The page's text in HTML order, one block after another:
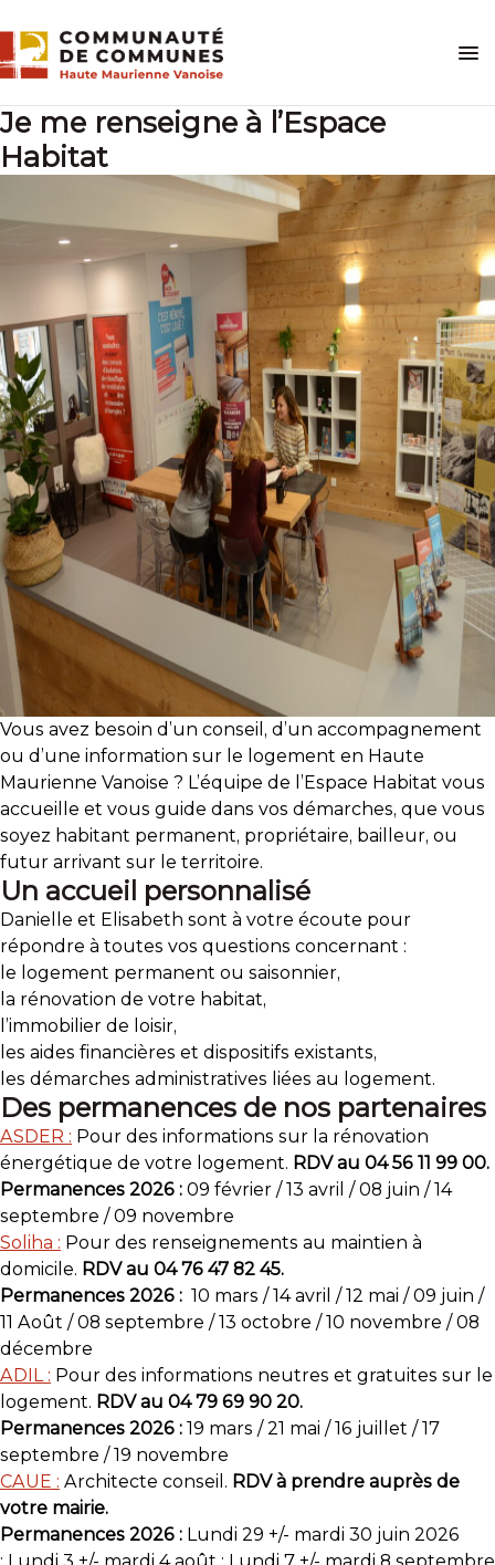
to
content
Je me renseigne à l’Espace
Habitat
Vous avez besoin d’un conseil, d’un accompagnement
ou d’une information sur le logement en Haute
Maurienne Vanoise ? L’équipe de l’Espace Habitat vous
accueille et vous guide dans vos démarches, que vous
soyez habitant permanent, propriétaire, bailleur, ou
futur arrivant sur le territoire.
Un accueil personnalisé
Danielle et Elisabeth sont à votre écoute pour
répondre à toutes vos questions concernant :
le logement permanent ou saisonnier,
la rénovation de votre habitat,
l’immobilier de loisir,
les aides financières et dispositifs existants,
les démarches administratives liées au logement.
Des permanences de nos partenaires
ASDER : Pour des informations sur la rénovation
énergétique de votre logement. RDV au 04 56 11 99 00.
Permanences 2026 : 09 février / 13 avril / 08 juin / 14
septembre / 09 novembre
Soliha : Pour des renseignements au maintien à
domicile. RDV au 04 76 47 82 45.
Permanences 2026 : 10 mars / 14 avril / 12 mai / 09 juin /
11 Août / 08 septembre / 13 octobre / 10 novembre / 08
décembre
ADIL : Pour des informations neutres et gratuites sur le
logement. RDV au 04 79 69 90 20.
Permanences 2026 : 19 mars / 21 mai / 16 juillet / 17
septembre / 19 novembre
CAUE : Architecte conseil. RDV à prendre auprès de
votre mairie.
Permanences 2026 : Lundi 29 +/- mardi 30 juin 2026